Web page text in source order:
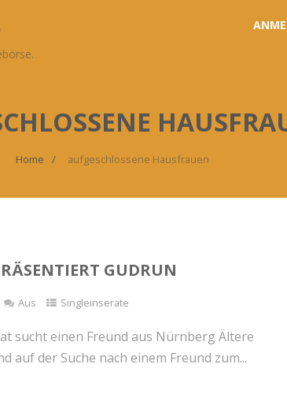
Home aufgeschlossene Hausfrauen
GUDRUN
Aus Singleinserate
sucht einen Freund aus Nürnberg Ältere
auf der Suche nach einem Freund zum...